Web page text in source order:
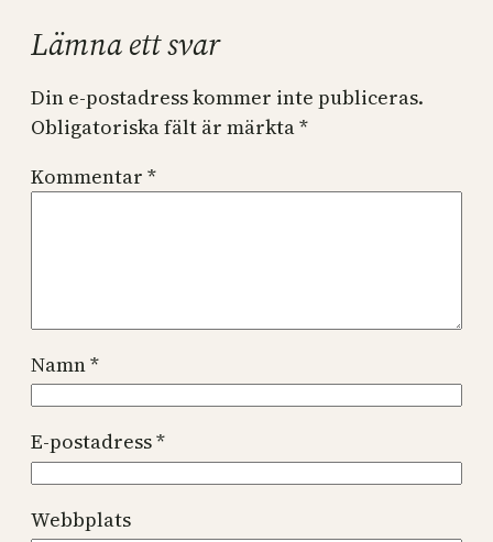
Lämna ett svar
Din e-postadress kommer inte publiceras.
Obligatoriska fält är märkta*
Kommentar *
Namn*
E-postadress*
Webbplats